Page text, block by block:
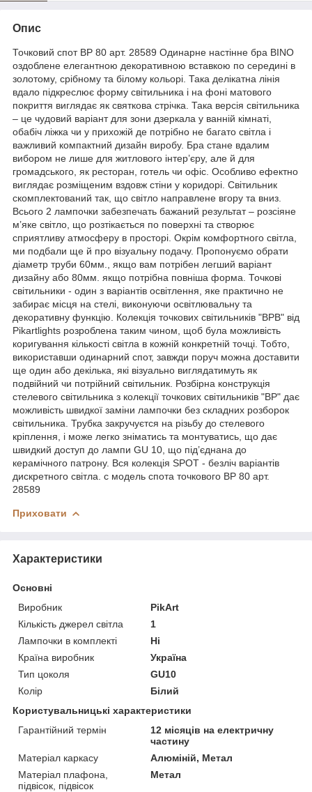
Опис
Точковий спот BP 80 арт. 28589 Одинарне настінне бра BINO
оздоблене елегантною декоративною вставкою по середині в
золотому, срібному та білому кольорі. Така делікатна лінія
вдало підкреслює форму світильника і на фоні матового
покриття виглядає як святкова стрічка. Така версія світильника
– це чудовий варіант для зони дзеркала у ванній кімнаті,
обабіч ліжка чи у прихожій де потрібно не багато світла і
важливий компактний дизайн виробу. Бра стане вдалим
вибором не лише для житлового інтер’єру, але й для
громадського, як ресторан, готель чи офіс. Особливо ефектно
виглядає розміщеним вздовж стіни у коридорі. Світильник
скомплектований так, що світло направлене вгору та вниз.
Всього 2 лампочки забезпечать бажаний результат – розсіяне
м’яке світло, що розтікається по поверхні та створює
сприятливу атмосферу в просторі. Окрім комфортного світла,
ми подбали ще й про візуальну подачу. Пропонуємо обрати
діаметр труби 60мм., якщо вам потрібен легший варіант
дизайну або 80мм. якщо потрібна повніша форма. Точкові
світильники - один з варіантів освітлення, яке практично не
забирає місця на стелі, виконуючи освітлювальну та
декоративну функцію. Колекція точкових світильників "BPB" від
Pikartlights розроблена таким чином, щоб була можливість
коригування кількості світла в кожній конкретній точці. Тобто,
використавши одинарний спот, завжди поруч можна доставити
ще один або декілька, які візуально виглядатимуть як
подвійний чи потрійний світильник. Розбірна конструкція
стелевого світильника з колекції точкових світильників "BP" дає
можливість швидкої заміни лампочки без складних розборок
світильника. Трубка закручуєтся на різьбу до стелевого
кріплення, і може легко зніматись та монтуватись, що дає
швидкий доступ до лампи GU 10, що під’єднана до
керамічного патрону. Вся колекція SPOT - безліч варіантів
дискретного світла. с модель спота точкового BP 80 арт.
28589
Приховати
Характеристики
Основні
Виробник
PikArt
Кількість джерел світла
1
Лампочки в комплекті
Ні
Країна виробник
Україна
Тип цоколя
GU10
Колір
Білий
Користувальницькі характеристики
Гарантійний термін
12 місяців на електричну
частину
Матеріал каркасу
Алюміній, Метал
Матеріал плафона,
підвісок, підвісок
Метал